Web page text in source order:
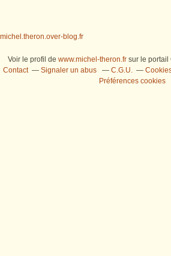
michel.theron.over-blog.fr
Voir le profil de www.michel-theron.fr sur le portail
Contact
Signaler un abus C.G.U.
Préférences cookies